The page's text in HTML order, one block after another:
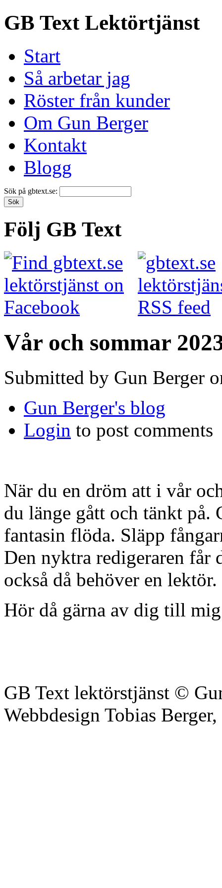
GB Text Lektörtjänst
Start
Så arbetar jag
Röster från kunder
Om Gun Berger
Kontakt
Blogg
Sök på gbtext.se:
Följ GB Text
Vår och sommar
Submitted by Gun Berger
Gun Berger's blog
Login to post comments
När du en dröm att i vår
du länge gått och tänkt på.
fantasin flöda. Släpp
Den nyktra redigeraren
också då behöver en lektör.
Hör då gärna av dig till
GB Text lektörstjänst ©
Webbdesign Tobias